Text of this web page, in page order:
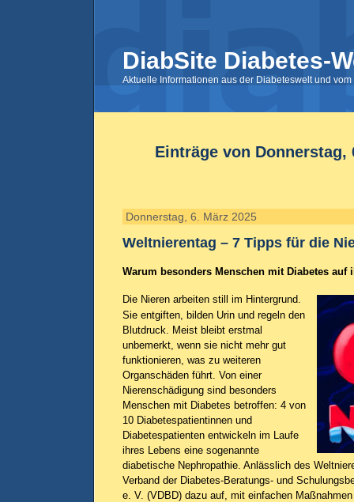
DiabSite Diabetes-
Aktuelle Informationen aus der Diabeteswelt und
Einträge von Donnerstag,
Donnerstag, 6. März 2025
Weltnierentag – 7 Tipps für die
Warum besonders Menschen mit Diabetes auf
Die Nieren arbeiten still im Hintergrund.
Sie entgiften, bilden Urin und regeln den
Blutdruck. Meist bleibt erstmal
unbemerkt, wenn sie nicht mehr gut
funktionieren, was zu weiteren
Organschäden führt. Von einer
Nierenschädigung sind besonders
Menschen mit Diabetes betroffen: 4 von
10 Diabetespatientinnen und
Diabetespatienten entwickeln im Laufe
ihres Lebens eine sogenannte
diabetische Nephropathie. Anlässlich des
Verband der Diabetes-Beratungs- und
e. V. (VDBD) dazu auf, mit einfachen